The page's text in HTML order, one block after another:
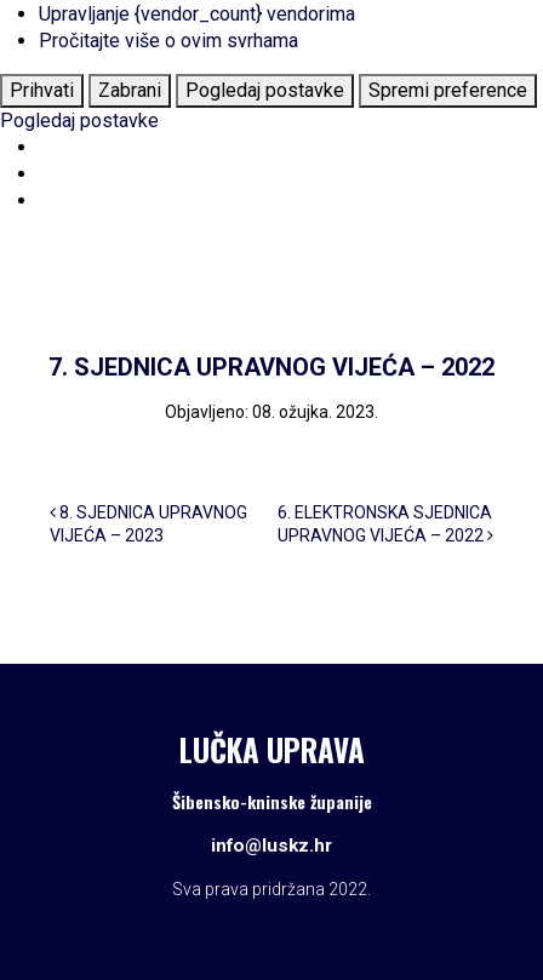
Upravljanje {vendor_count} vendorima
Pročitajte više o ovim svrhama
Prihvati Zabrani Pogledaj postavke
Spremi preference
Pogledaj postavke
7. SJEDNICA UPRAVNOG VIJEĆA – 2022
Objavljeno: 08. ožujka. 2023.
Post navigation
8. SJEDNICA UPRAVNOG
VIJEĆA – 2023
6. ELEKTRONSKA SJEDNICA
UPRAVNOG VIJEĆA – 2022
LUČKA UPRAVA
Šibensko-kninske županije
info@luskz.hr
Sva prava pridržana 2022.